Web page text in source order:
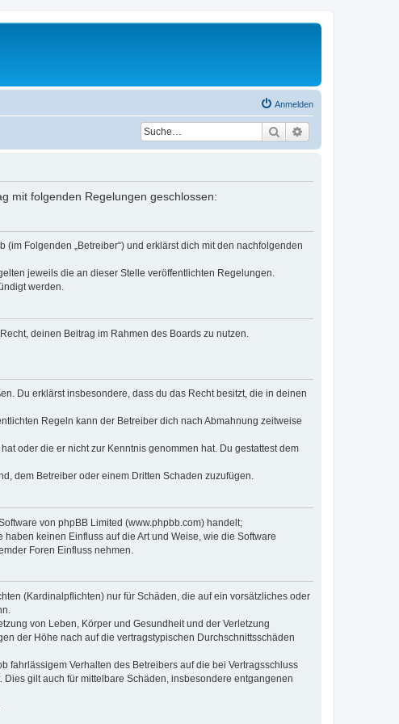
Anmelden
Suche
mit folgenden Regelungen geschlossen:
(im Folgenden „Betreiber“) und erklärst dich mit den nachfolgenden
jeweils die an dieser Stelle veröffentlichten Regelungen.
werden.
deinen Beitrag im Rahmen des Boards zu nutzen.
Du erklärst insbesondere, dass du das Recht besitzt, die in deinen
Regeln kann der Betreiber dich nach Abmahnung zeitweise
oder die er nicht zur Kenntnis genommen hat. Du gestattest dem
dem Betreiber oder einem Dritten Schaden zuzufügen.
von phpBB Limited (www.phpbb.com) handelt;
keinen Einfluss auf die Art und Weise, wie die Software
Foren Einfluss nehmen.
(Kardinalpflichten) nur für Schäden, die auf ein vorsätzliches oder
von Leben, Körper und Gesundheit und der Verletzung
der Höhe nach auf die vertragstypischen Durchschnittsschäden
fahrlässigem Verhalten des Betreibers auf die bei Vertragsschluss
gilt auch für mittelbare Schäden, insbesondere entgangenen